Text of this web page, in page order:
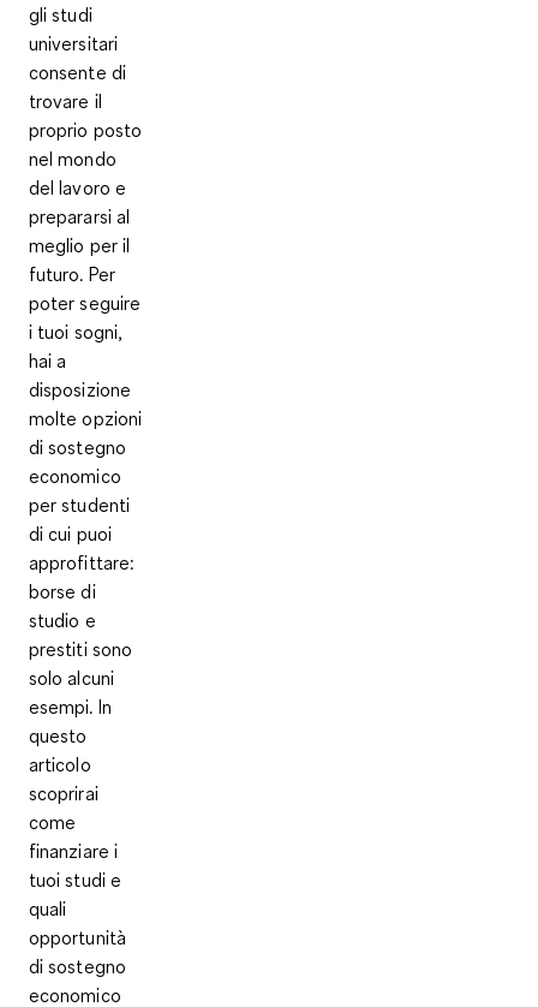
gli studi
universitari
consente di
trovare il
proprio posto
nel mondo
del lavoro e
prepararsi al
meglio per il
futuro. Per
poter seguire
i tuoi sogni,
hai a
disposizione
molte opzioni
di sostegno
economico
per studenti
di cui puoi
approfittare:
borse di
studio e
prestiti sono
solo alcuni
esempi. In
questo
articolo
scoprirai
come
finanziare i
tuoi studi e
quali
opportunità
di sostegno
economico